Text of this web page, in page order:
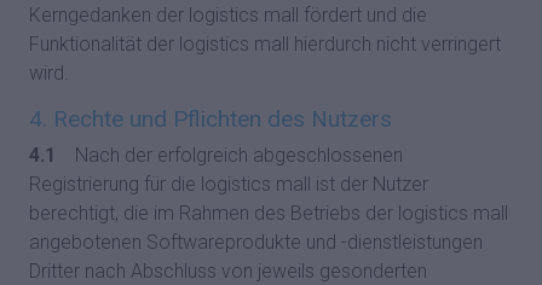
Kerngedanken der logistics mall fördert und die
Funktionalität der logistics mall hierdurch nicht verringert
wird.
4. Rechte und Pflichten des Nutzers
4.1
Nach der erfolgreich abgeschlossenen
Registrierung für die logistics mall ist der Nutzer
berechtigt, die im Rahmen des Betriebs der logistics mall
angebotenen Softwareprodukte und -dienstleistungen
Dritter nach Abschluss von jeweils gesonderten